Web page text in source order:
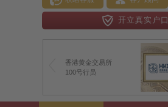
开立真实户口
香港黄金交易所
100号行员